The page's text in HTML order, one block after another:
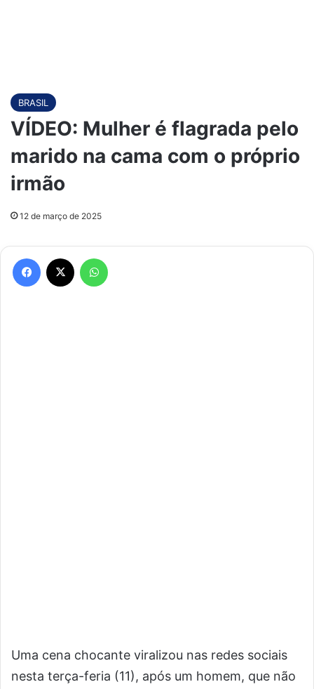
BRASIL
VÍDEO: Mulher é flagrada pelo
marido na cama com o próprio
irmão
12 de março de 2025
Facebook
Uma cena chocante viralizou nas redes sociais
nesta terça-feria (11), após um homem, que não